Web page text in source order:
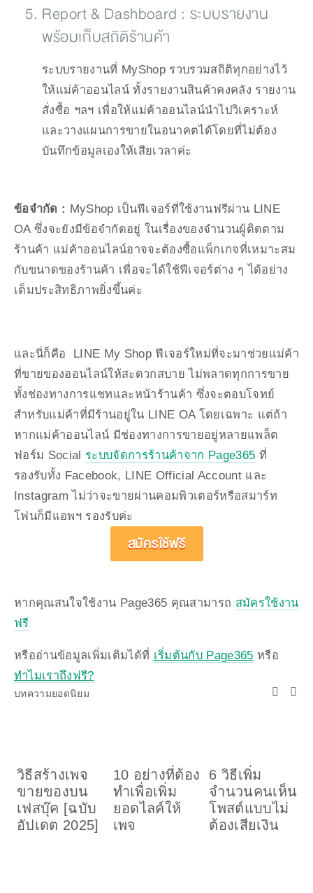
Report & Dashboard : ระบบรายงาน
พร้อมเก็บสถิติร้านค้า
ระบบรายงานที่ MyShop รวบรวมสถิติทุกอย่างไว้
ให้แม่ค้าออนไลน์ ทั้งรายงานสินค้าคงคลัง รายงาน
สั่งซื้อ ฯลฯ เพื่อให้แม่ค้าออนไลน์นำไปวิเคราะห์
และวางแผนการขายในอนาคตได้โดยที่ไม่ต้อง
บันทึกข้อมูลเองให้เสียเวลาค่ะ
ข้อจำกัด : MyShop เป็นฟีเจอร์ที่ใช้งานฟรีผ่าน LINE
OA ซึ่งจะยังมีข้อจำกัดอยู่ ในเรื่องของจำนวนผู้ติดตาม
ร้านค้า แม่ค้าออนไลน์อาจจะต้องซื้อแพ็กเกจที่เหมาะสม
กับขนาดของร้านค้า เพื่อจะได้ใช้ฟีเจอร์ต่าง ๆ ได้อย่าง
เต็มประสิทธิภาพยิ่งขึ้นค่ะ
และนี่ก็คือ  LINE My Shop ฟีเจอร์ใหม่ที่จะมาช่วยแม่ค้า
ที่ขายของออนไลน์ให้สะดวกสบาย ไม่พลาดทุกการขาย
ทั้งช่องทางการแชทและหน้าร้านค้า ซึ่งจะตอบโจทย์
สำหรับแม่ค้าที่มีร้านอยู่ใน LINE OA โดยเฉพาะ แต่ถ้า
หากแม่ค้าออนไลน์ มีช่องทางการขายอยู่หลายแพล็ต
ฟอร์ม Social ระบบจัดการร้านค้าจาก Page365 ที่
รองรับทั้ง Facebook, LINE Official Account และ
Instagram ไม่ว่าจะขายผ่านคอมพิวเตอร์หรือสมาร์ท
โฟนก็มีแอพฯ รองรับค่ะ
สมัครใช้ฟรี
หากคุณสนใจใช้งาน Page365 คุณสามารถ สมัครใช้งาน
ฟรี
หรืออ่านข้อมูลเพิ่มเติมได้ที่ เริ่มต้นกับ Page365
ทำไมเราถึงฟรี?
บทความยอดนิยม
วิธีสร้างเพจ
ขายของบน
เฟสบุ๊ค [ฉบับ
อัปเดต 2025]
10 อย่างที่ต้อง
ทำเพื่อเพิ่ม
ยอดไลค์ให้
เพจ
6 วิธีเพิ่ม
จำนวนคนเห็น
โพสต์แบบไม่
ต้องเสียเงิน